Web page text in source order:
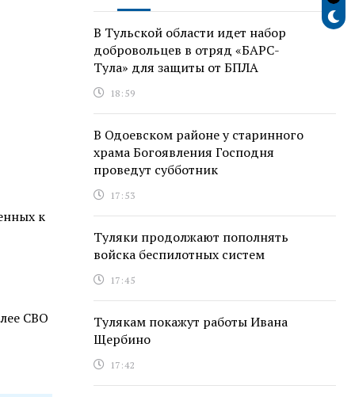
к
СВО
В Тульской области идет набор
добровольцев в отряд «БАРС-
Тула» для защиты от БПЛА
18:59
В Одоевском районе у старинного
храма Богоявления Господня
проведут субботник
17:53
Туляки продолжают пополнять
войска беспилотных систем
17:45
Тулякам покажут работы Ивана
Щербино
17:42